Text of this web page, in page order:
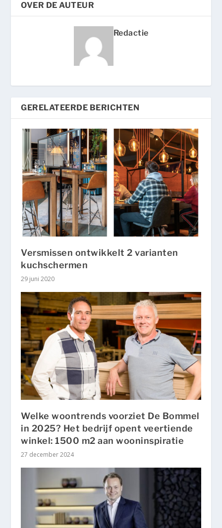
OVER DE AUTEUR
Redactie
GERELATEERDE BERICHTEN
Versmissen ontwikkelt 2 varianten
kuchschermen
29 juni 2020
Welke woontrends voorziet De Bommel
in 2025? Het bedrijf opent veertiende
winkel: 1500 m2 aan wooninspiratie
27 december 2024